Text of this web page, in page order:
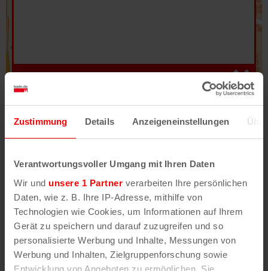
Zustimmung Details Anzeigeneinstellungen
Verantwortungsvoller Umgang mit Ihren Daten
Wir und unsere 1 Partner verarbeiten Ihre persönlichen
Daten, wie z. B. Ihre IP-Adresse, mithilfe von
Technologien wie Cookies, um Informationen auf Ihrem
Gerät zu speichern und darauf zuzugreifen und so
personalisierte Werbung und Inhalte, Messungen von
Werbung und Inhalten, Zielgruppenforschung sowie
Entwicklung von Angeboten zu ermöglichen. Sie
Fehler/Problem melden
Darstellung des RVR-Kartenwerks
Stadtplanwerk
erhältst Du unsere koeln.de-Karte mit vielen
weiteren Details wie z.B. Hausnummern.
Unser Stadtplan basiert auf Daten des
OpenStreetMap
-Projekts (
© OpenStreetMap
Mitwirkende
) und von OpenCycleMap.org